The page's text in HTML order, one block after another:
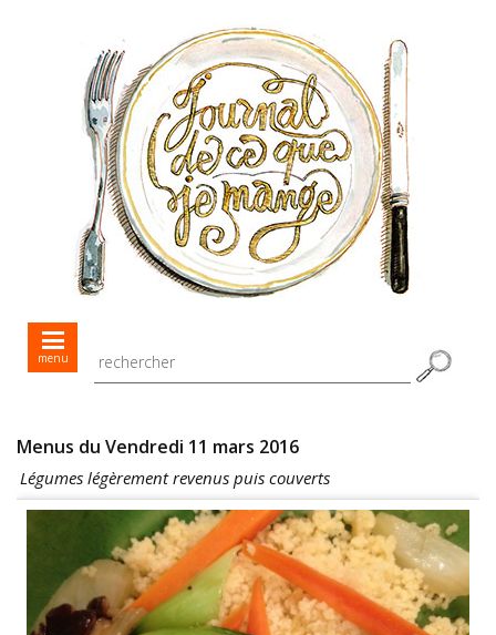
menu
Mes menus jour après jour
Mes recettes de saison
Menus du Vendredi 11 mars 2016
Légumes légèrement revenus puis couverts